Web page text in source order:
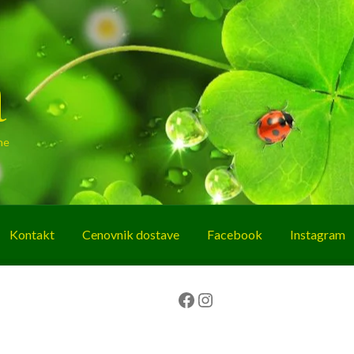
Kontakt Cenovnik dostave Facebook Instagram
Facebook Instagram